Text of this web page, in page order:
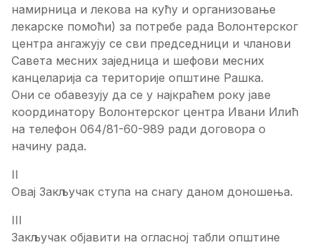
намирница и лекова на кућу и организовање
лекарске помоћи) за потребе рада Волонтерског
центра ангажују се сви председници и чланови
Савета месних заједница и шефови месних
канцеларија са територије општине Рашка.
Они се обавезују да се у најкраћем року јаве
координатору Волонтерског центра Ивани Илић
на телефон 064/81-60-989 ради договора о
начину рада.
II
Овај Закључак ступа на снагу даном доношења.
III
Закључак објавити на огласној табли општине